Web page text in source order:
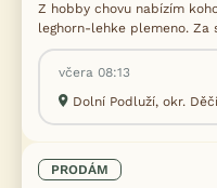
Z hobby chovu nabízím
leghorn-lehke plemeno. Za
včera 08:13
Dolní Podluží, okr.
PRODÁM